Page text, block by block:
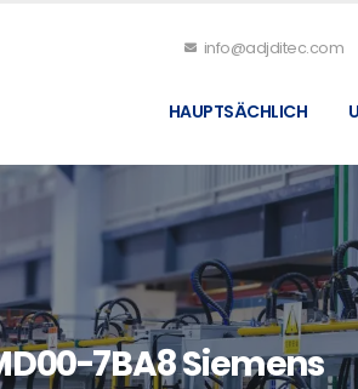
info@adjditec.com
HAUPTSÄCHLICH
7BA8 Siemens